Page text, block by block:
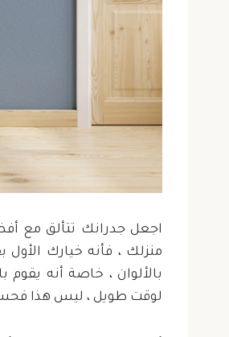
اجعل جدرانك تتألق مع
منزلك ، فأنه خيارك
بالألوان ، خاصة أنه
لوقت طويل ، ليس هذا
“أشكر مؤسسة علي
للمقاولات على جهودهم
ترميم فيلتي. أصبحت
بخبرتهم. الترميم انتهى